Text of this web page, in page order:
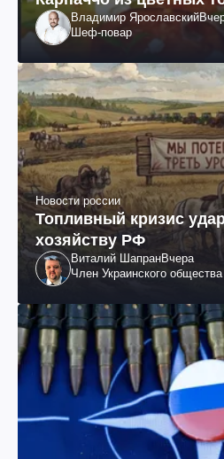
Владимир Ярославский
Шеф-повар
Новости россии
Топливный кризис
хозяйству РФ
Виталий ШапранВчера
Член Украинского